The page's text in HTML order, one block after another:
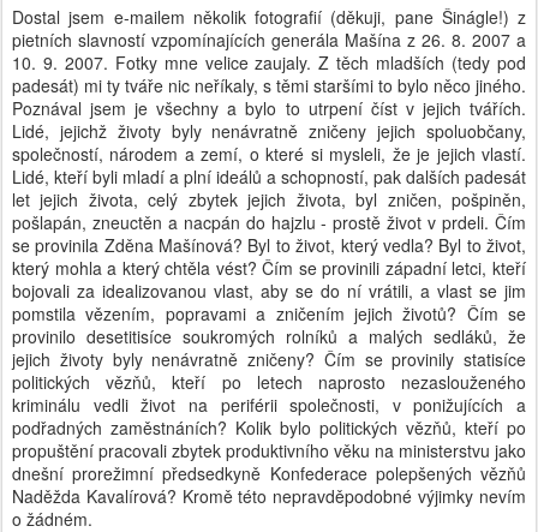
Dostal jsem e-mailem několik fotografií (děkuji, pane Šinágle!) z
pietních slavností vzpomínajících generála Mašína z 26. 8. 2007 a
10. 9. 2007. Fotky mne velice zaujaly. Z těch mladších (tedy pod
padesát) mi ty tváře nic neříkaly, s těmi staršími to bylo něco jiného.
Poznával jsem je všechny a bylo to utrpení číst v jejich tvářích.
Lidé, jejichž životy byly nenávratně zničeny jejich spoluobčany,
společností, národem a zemí, o které si mysleli, že je jejich vlastí.
Lidé, kteří byli mladí a plní ideálů a schopností, pak dalších padesát
let jejich života, celý zbytek jejich života, byl zničen, pošpiněn,
pošlapán, zneuctěn a nacpán do hajzlu - prostě život v prdeli. Čím
se provinila Zděna Mašínová? Byl to život, který vedla? Byl to život,
který mohla a který chtěla vést? Čím se provinili západní letci, kteří
bojovali za idealizovanou vlast, aby se do ní vrátili, a vlast se jim
pomstila vězením, popravami a zničením jejich životů? Čím se
provinilo desetitisíce soukromých rolníků a malých sedláků, že
jejich životy byly nenávratně zničeny? Čím se provinily statisíce
politických vězňů, kteří po letech naprosto nezaslouženého
kriminálu vedli život na periférii společnosti, v ponižujících a
podřadných zaměstnáních? Kolik bylo politických vězňů, kteří po
propuštění pracovali zbytek produktivního věku na ministerstvu jako
dnešní prorežimní předsedkyně Konfederace polepšených vězňů
Naděžda Kavalírová? Kromě této nepravděpodobné výjimky nevím
o žádném.